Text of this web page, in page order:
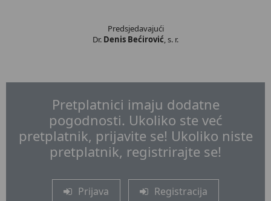
Predsjedavajući
Dr. Denis Bećirović, s. r.
Pretplatnici imaju dodatne
pogodnosti. Ukoliko ste već
pretplatnik, prijavite se! Ukoliko niste
pretplatnik, registrirajte se!
Prijava Registracija